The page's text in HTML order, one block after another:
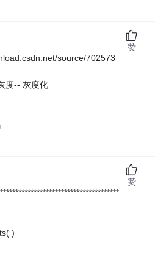
source/702573
度-- 灰度化
赞
)
赞